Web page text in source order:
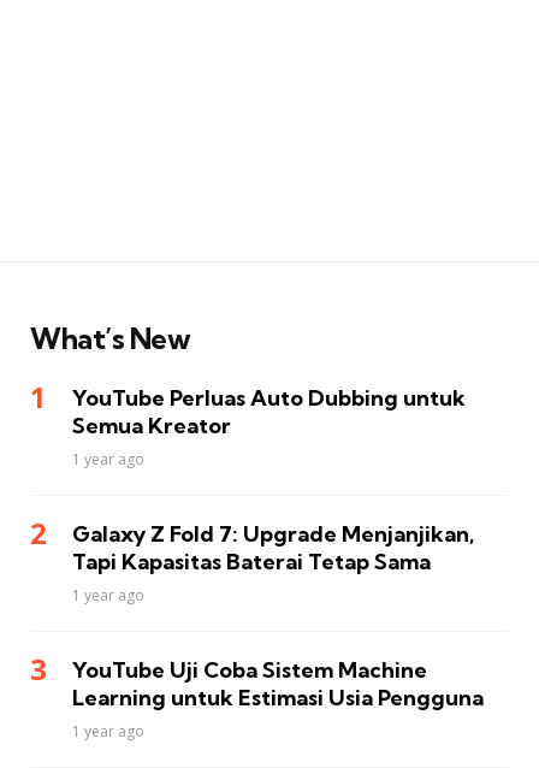
What’s New
YouTube Perluas Auto Dubbing untuk
Semua Kreator
1 year ago
Galaxy Z Fold 7: Upgrade Menjanjikan,
Tapi Kapasitas Baterai Tetap Sama
1 year ago
YouTube Uji Coba Sistem Machine
Learning untuk Estimasi Usia Pengguna
1 year ago